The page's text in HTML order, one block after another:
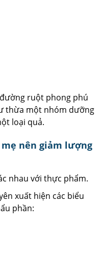
ruột phong phú
thừa một nhóm dưỡng
loại quả.
nên giảm lượng
nhau với thực phẩm.
xuất hiện các biểu
phần: